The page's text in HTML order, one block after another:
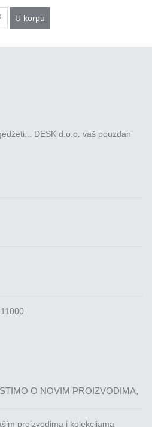
U korpu
DESK d.o.o. vaš pouzdan
O NOVIM PROIZVODIMA,
proizvodima i kolekcijama